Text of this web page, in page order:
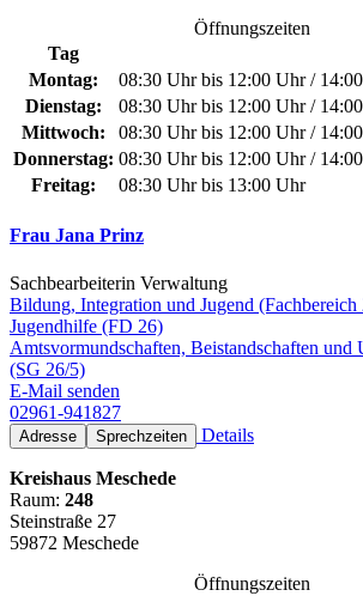
Öffnungszeiten
Tag
Montag:
08:30 Uhr bis 12:00 Uhr /
Dienstag:
08:30 Uhr bis 12:00 Uhr /
Mittwoch:
08:30 Uhr bis 12:00 Uhr /
Donnerstag: 08:30 Uhr bis 12:00 Uhr /
Freitag:
08:30 Uhr bis 13:00 Uhr
Frau Jana Prinz
Sachbearbeiterin Verwaltung
Bildung, Integration und Jugend (Fachbereich
Jugendhilfe (FD 26)
Amtsvormundschaften, Beistandschaften und
(SG 26/5)
E-Mail senden
02961-941827
Adresse Sprechzeiten Details
Kreishaus Meschede
Raum: 248
Steinstraße 27
59872 Meschede
Öffnungszeiten